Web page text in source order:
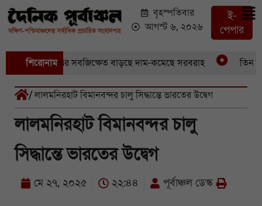
বৃহস্পতিবার
আগস্ট ৬, ২০২৬
ই-
পেপার
শিরোনাম
আড়াইশ হেক্টর সবজিক্ষেত বাড়ছে দাম-কমেছে সরবরাহ তিন মাস
/ লালমনিরহাট বিমানবন্দর চালু সিদ্ধান্তে ভারতের উদ্বেগ
লালমনিরহাট বিমানবন্দর চালু
সিদ্ধান্তে ভারতের উদ্বেগ
মে ২৭, ২০২৫ ২২:৪৪ পূর্বাঞ্চল ডেস্ক